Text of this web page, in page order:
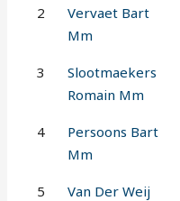
2
Vervaet Bart
Mm
3
Slootmaekers
Romain Mm
4
Persoons Bart
Mm
5
Van Der Weij